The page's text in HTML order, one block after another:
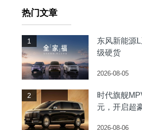
热门文章
1
东风新能源
级硬货
2026-08-05
2
时代旗舰
元，开启超
2026-08-06